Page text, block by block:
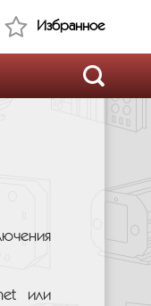
Избранное
или